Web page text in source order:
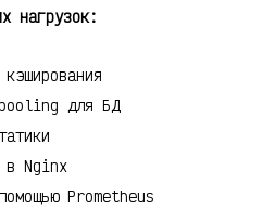
нагрузок:
для БД
в Nginx
Prometheus